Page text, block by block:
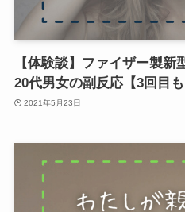
【体験談】ファイザー製
20代男女の副反応【3回目も
2021年5月23日